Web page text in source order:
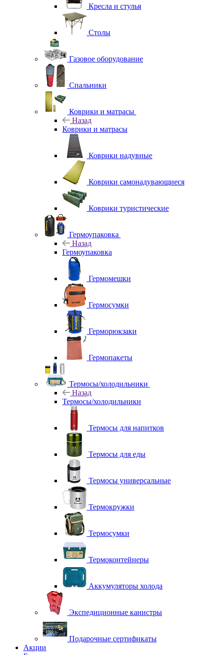
Кресла и стулья
Столы
Газовое оборудование
Спальники
Коврики и матрасы
Назад
Коврики и матрасы
Коврики надувные
Коврики самонадувающиеся
Коврики туристические
Гермоупаковка
Назад
Гермоупаковка
Гермомешки
Гермосумки
Герморюкзаки
Гермопакеты
Термосы/холодильники
Назад
Термосы/холодильники
Термосы для напитков
Термосы для еды
Термосы универсальные
Термокружки
Термосумки
Термоконтейнеры
Аккумуляторы холода
Экспедиционные канистры
Подарочные сертификаты
Акции